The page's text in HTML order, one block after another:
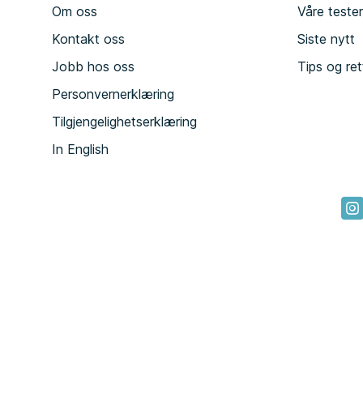
Om oss
Kontakt oss
Jobb hos oss
Personvernerklæring
Tilgjengelighetserklæring
In English
Våre tester
Siste nytt
Tips og